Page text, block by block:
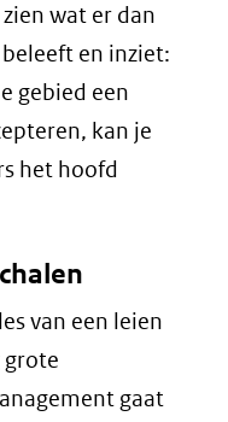
wat er dan
en inziet:
gebied een
kan je
het hoofd
van een leien
grote
gaat